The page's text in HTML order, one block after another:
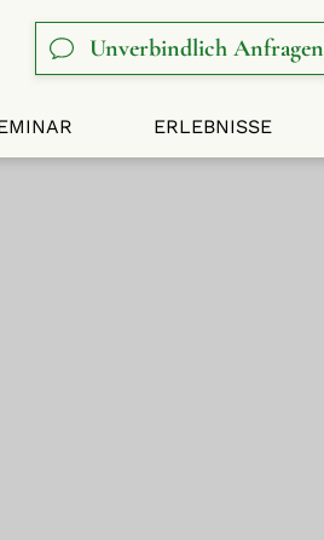
Unverbindlich Anfragen
ERLEBNISSE